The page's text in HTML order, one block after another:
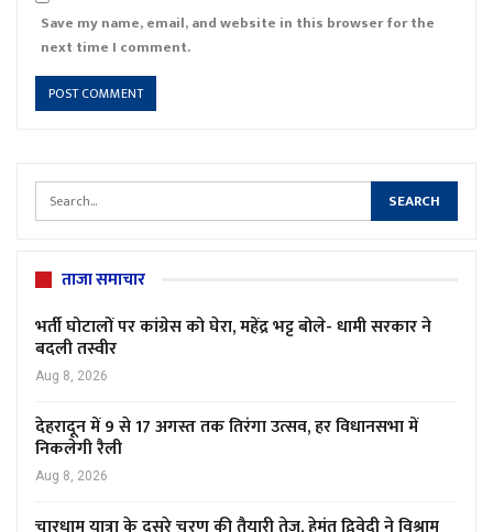
Save my name, email, and website in this browser for the
next time I comment.
ताजा समाचार
भर्ती घोटालों पर कांग्रेस को घेरा, महेंद्र भट्ट बोले- धामी सरकार ने
बदली तस्वीर
Aug 8, 2026
देहरादून में 9 से 17 अगस्त तक तिरंगा उत्सव, हर विधानसभा में
निकलेगी रैली
Aug 8, 2026